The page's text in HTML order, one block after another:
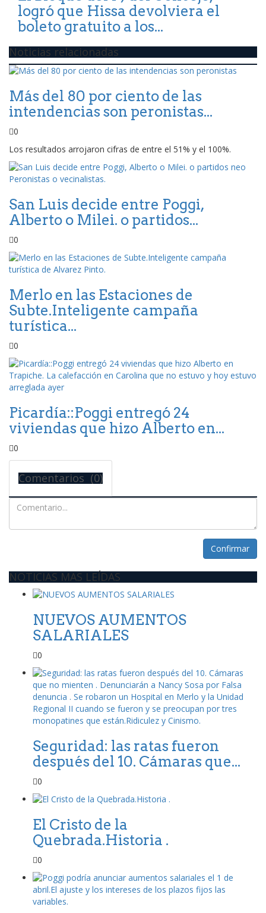
logró que Hissa devolviera el
boleto gratuito a los...
Noticias relacionadas
Más del 80 por ciento de las
intendencias son peronistas...
0
Los resultados arrojaron cifras de entre el 51% y el 100%.
San Luis decide entre Poggi,
Alberto o Milei. o partidos...
0
Merlo en las Estaciones de
Subte.Inteligente campaña
turística...
0
Picardía::Poggi entregó 24
viviendas que hizo Alberto en...
0
Comentarios (0)
Confirmar
NOTICIAS MAS LEÍDAS
NUEVOS AUMENTOS
SALARIALES
0
Seguridad: las ratas fueron
después del 10. Cámaras que...
0
El Cristo de la
Quebrada.Historia .
0